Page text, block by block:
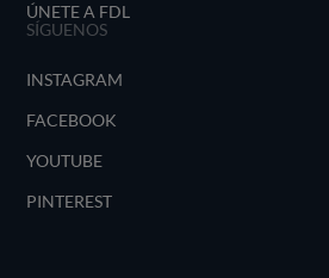
ÚNETE A FDL
SÍGUENOS
INSTAGRAM
FACEBOOK
YOUTUBE
PINTEREST